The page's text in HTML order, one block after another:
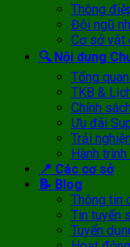
Thông
Đội ngũ
Cơ sở vật
🔍 Nội dung
Tổng
TKB &
Chính
Ưu đãi
Trải
Hành
📍 Các cơ sở
📝 Blog
Thông tin
Tin tuyển
Tuyển